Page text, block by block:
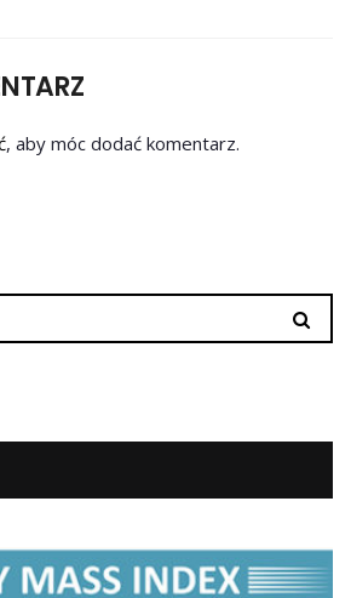
, aby móc dodać komentarz.